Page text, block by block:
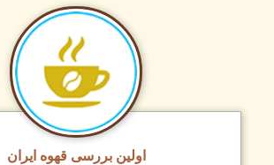
اولین بررسی قهوه ایران